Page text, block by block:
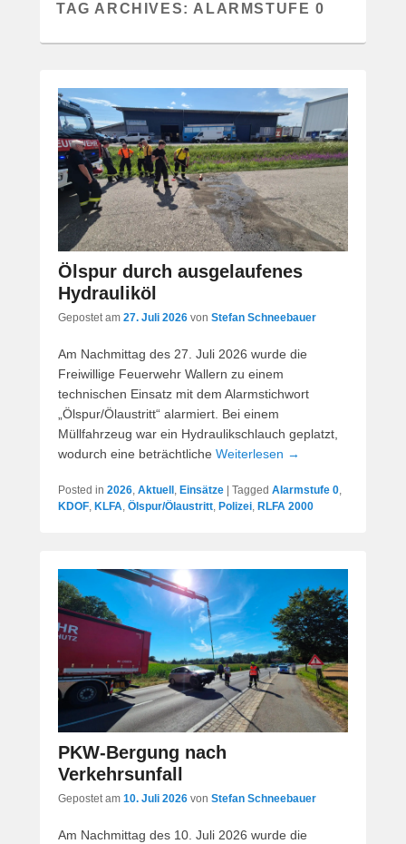
TAG ARCHIVES: ALARMSTUFE 0
Ölspur durch ausgelaufenes
Hydrauliköl
Gepostet am 27. Juli 2026 von Stefan Schneebauer
Am Nachmittag des 27. Juli 2026 wurde die
Freiwillige Feuerwehr Wallern zu einem
technischen Einsatz mit dem Alarmstichwort
„Ölspur/Ölaustritt“ alarmiert. Bei einem
Müllfahrzeug war ein Hydraulikschlauch geplatzt,
wodurch eine beträchtliche Weiterlesen →
Posted in 2026, Aktuell , Einsätze Tagged Alarmstufe 0,
KDOF, KLFA, Ölspur/Ölaustritt, Polizei, RLFA 2000
PKW-Bergung nach
Verkehrsunfall
Gepostet am 10. Juli 2026 von Stefan Schneebauer
Am Nachmittag des 10. Juli 2026 wurde die